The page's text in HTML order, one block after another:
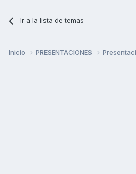
Ir a la lista de temas
Inicio PRESENTACIONES